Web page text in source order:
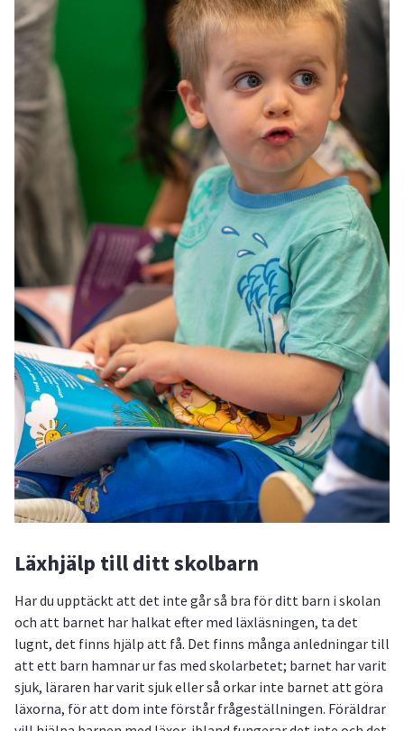
Läxhjälp till ditt skolbarn
Har du upptäckt att det inte går så bra för ditt barn i skolan
och att barnet har halkat efter med läxläsningen, ta det
lugnt, det finns hjälp att få. Det finns många anledningar till
att ett barn hamnar ur fas med skolarbetet; barnet har varit
sjuk, läraren har varit sjuk eller så orkar inte barnet att göra
läxorna, för att dom inte förstår frågeställningen. Föräldrar